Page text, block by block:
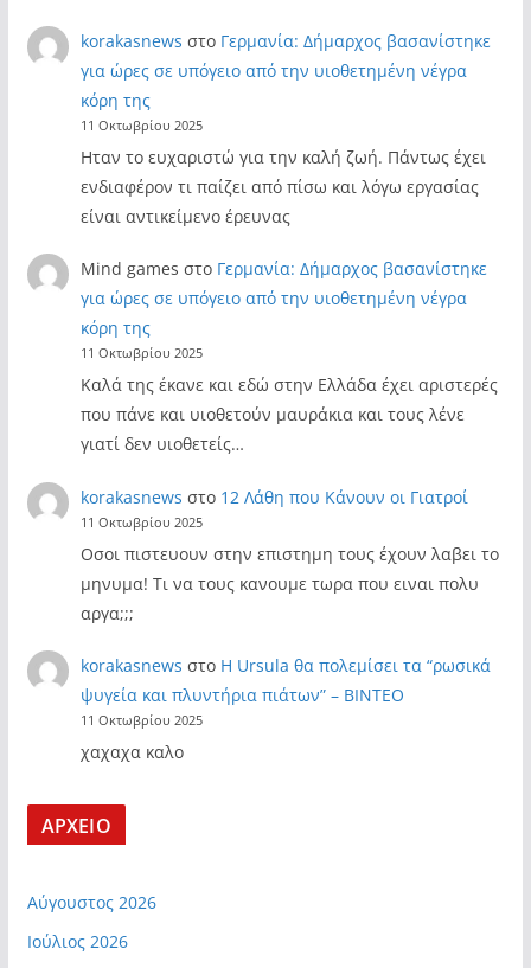
korakasnews στο Γερμανία: Δήμαρχος βασανίστηκε
για ώρες σε υπόγειο από την υιοθετημένη νέγρα
κόρη της
11 Οκτωβρίου 2025
Ηταν το ευχαριστώ για την καλή ζωή. Πάντως έχει
ενδιαφέρον τι παίζει από πίσω και λόγω εργασίας
είναι αντικείμενο έρευνας
Mind games στο Γερμανία: Δήμαρχος βασανίστηκε
για ώρες σε υπόγειο από την υιοθετημένη νέγρα
κόρη της
11 Οκτωβρίου 2025
Καλά της έκανε και εδώ στην Ελλάδα έχει αριστερές
που πάνε και υιοθετούν μαυράκια και τους λένε
γιατί δεν υιοθετείς…
korakasnews στο 12 Λάθη που Κάνουν οι Γιατροί
11 Οκτωβρίου 2025
Οσοι πιστευουν στην επιστημη τους έχουν λαβει το
μηνυμα! Τι να τους κανουμε τωρα που ειναι πολυ
αργα;;;
korakasnews στο Η Ursula θα πολεμίσει τα “ρωσικά
ψυγεία και πλυντήρια πιάτων” – ΒΙΝΤΕΟ
11 Οκτωβρίου 2025
χαχαχα καλο
ΑΡΧΕΙΟ
Αύγουστος 2026
Ιούλιος 2026